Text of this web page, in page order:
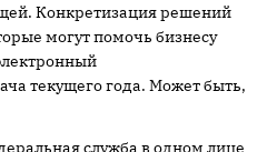
Конкретизация решений
могут помочь бизнесу
текущего года. Может быть,
служба в одном лице